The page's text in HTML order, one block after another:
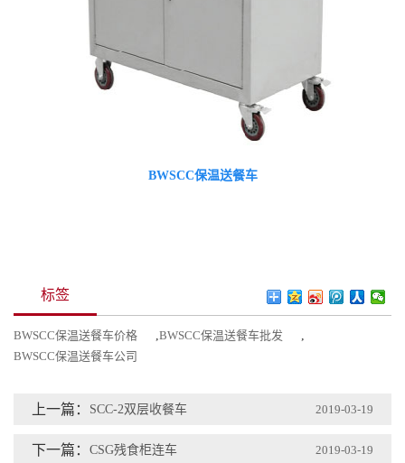
BWSCC保温送餐车
标签
BWSCC保温送餐车价格 ,BWSCC保温送餐车批发
,
BWSCC保温送餐车公司
上一篇： SCC-2双层收餐车 2019-03-19
下一篇： CSG残食柜连车 2019-03-19